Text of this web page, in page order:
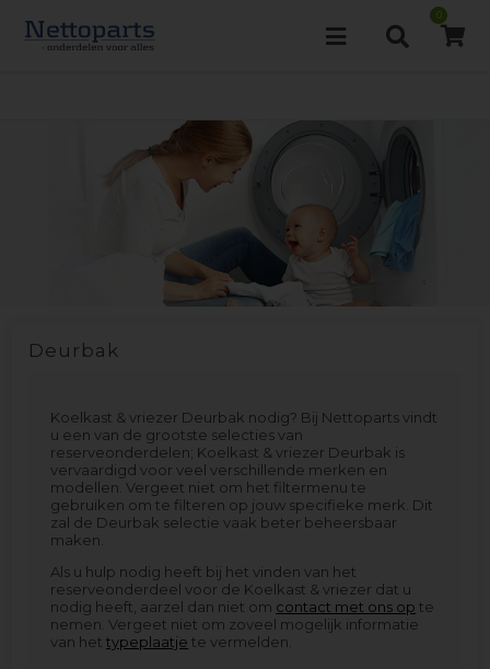
0
Deurbak
Koelkast & vriezer Deurbak nodig? Bij Nettoparts vindt
u een van de grootste selecties van
reserveonderdelen; Koelkast & vriezer Deurbak is
vervaardigd voor veel verschillende merken en
modellen. Vergeet niet om het filtermenu te
gebruiken om te filteren op jouw specifieke merk. Dit
zal de Deurbak selectie vaak beter beheersbaar
maken.
Als u hulp nodig heeft bij het vinden van het
reserveonderdeel voor de Koelkast & vriezer dat u
nodig heeft, aarzel dan niet om contact met ons op te
nemen. Vergeet niet om zoveel mogelijk informatie
van hettypeplaatje te vermelden.